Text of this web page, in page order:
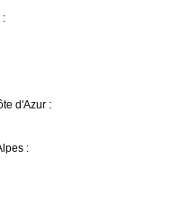
:
d'Azur :
: